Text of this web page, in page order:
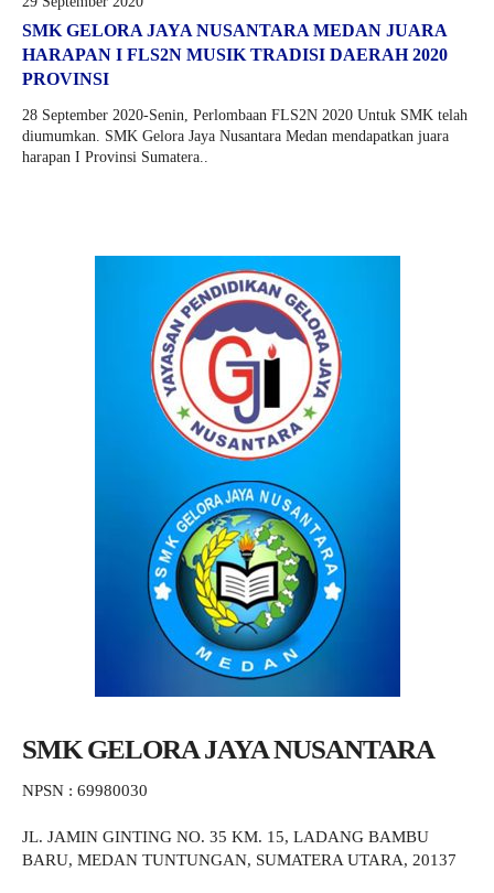
SMK GELORA JAYA NUSANTARA MEDAN JUARA
HARAPAN I FLS2N MUSIK TRADISI DAERAH 2020
PROVINSI
28 September 2020-Senin, Perlombaan FLS2N 2020 Untuk SMK telah
diumumkan. SMK Gelora Jaya Nusantara Medan mendapatkan juara
harapan I Provinsi Sumatera..
SMK GELORA JAYA NUSANTARA
NPSN : 69980030
JL. JAMIN GINTING NO. 35 KM. 15, LADANG BAMBU
BARU, MEDAN TUNTUNGAN, SUMATERA UTARA, 20137